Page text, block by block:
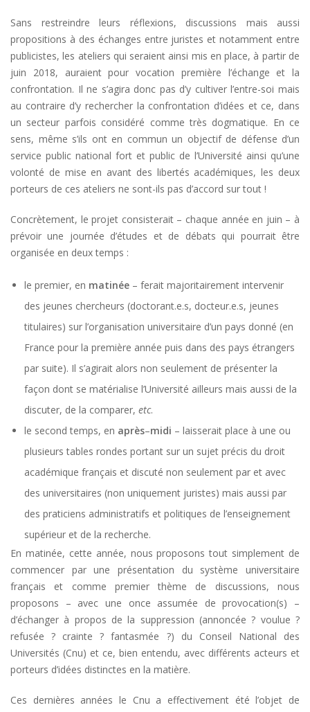
Sans restreindre leurs réflexions, discussions mais aussi
propositions à des échanges entre juristes et notamment entre
publicistes, les ateliers qui seraient ainsi mis en place, à partir de
juin 2018, auraient pour vocation première l’échange et la
confrontation. Il ne s’agira donc pas d’y cultiver l’entre-soi mais
au contraire d’y rechercher la confrontation d’idées et ce, dans
un secteur parfois considéré comme très dogmatique. En ce
sens, même s’ils ont en commun un objectif de défense d’un
service public national fort et public de l’Université ainsi qu’une
volonté de mise en avant des libertés académiques, les deux
porteurs de ces ateliers ne sont-ils pas d’accord sur tout !
Concrètement, le projet consisterait – chaque année en juin – à
prévoir une journée d’études et de débats qui pourrait être
organisée en deux temps :
le premier, en matinée – ferait majoritairement intervenir
des jeunes chercheurs (doctorant.e.s, docteur.e.s, jeunes
titulaires) sur l’organisation universitaire d’un pays donné (en
France pour la première année puis dans des pays étrangers
par suite). Il s’agirait alors non seulement de présenter la
façon dont se matérialise l’Université ailleurs mais aussi de la
discuter, de la comparer, etc.
le second temps, en après–midi – laisserait place à une ou
plusieurs tables rondes portant sur un sujet précis du droit
académique français et discuté non seulement par et avec
des universitaires (non uniquement juristes) mais aussi par
des praticiens administratifs et politiques de l’enseignement
supérieur et de la recherche.
En matinée, cette année, nous proposons tout simplement de
commencer par une présentation du système universitaire
français et comme premier thème de discussions, nous
proposons – avec une once assumée de provocation(s) –
d’échanger à propos de la suppression (annoncée ? voulue ?
refusée ? crainte ? fantasmée ?) du Conseil National des
Universités (Cnu) et ce, bien entendu, avec différents acteurs et
porteurs d’idées distinctes en la matière.
Ces dernières années le Cnu a effectivement été l’objet de